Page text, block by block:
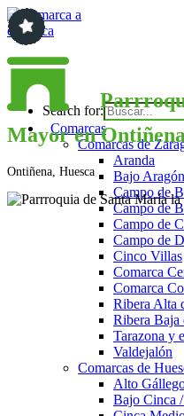
Saltar
al
contenido
Comarca a
Search for:
Comarcas
Comarcas de
Aranda
Bajo
Campo de
Campo de
Campo de
Campo de
Cinco Villas
Comarca
Comarca
Ribera Alta
Ribera Baja
Tarazona y
Valdejalón
Comarcas de
Alto
Bajo Cinca
Mayor en Ontiñena
Ontiñena, Huesca